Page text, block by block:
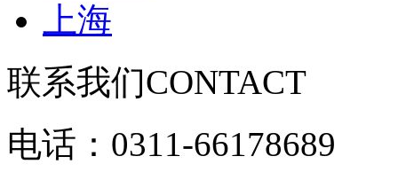
上海
联系我们CONTACT
电话：0311-66178689